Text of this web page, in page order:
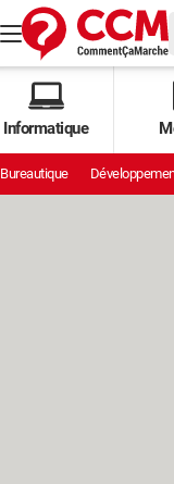
Informatique
Bureautique